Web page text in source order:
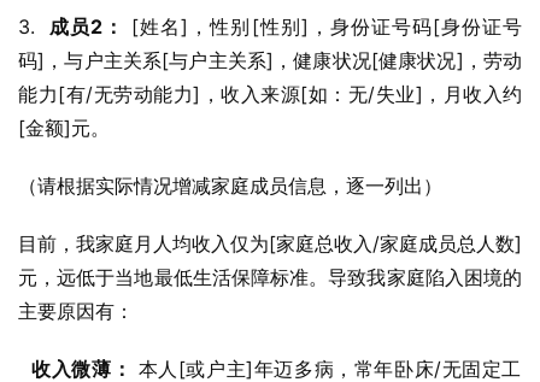
3. 成员2：
[姓名]，性别[性别]，身份证号码[身份证号
码]，与户主关系[与户主关系]，健康状况[健康状况]，劳动
能力[有/无劳动能力]，收入来源[如：无/失业]，月收入约
[金额]元。
（请根据实际情况增减家庭成员信息，逐一列出）
目前，我家庭月人均收入仅为[家庭总收入/家庭成员总人数]
元，远低于当地最低生活保障标准。导致我家庭陷入困境的
主要原因有：
收入微薄： 本人[或户主]年迈多病，常年卧床/无固定工